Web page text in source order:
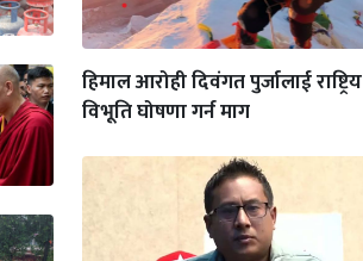
हिमाल आरोही दिवंगत पुर्जालाई राष्ट्रिय
विभूति घोषणा गर्न माग